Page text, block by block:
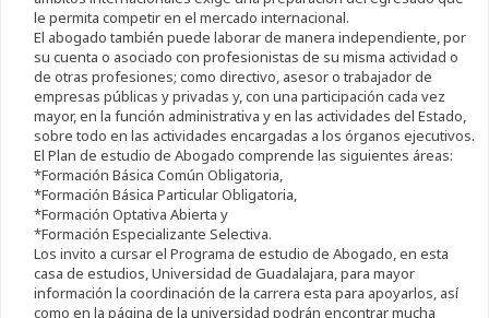
le permita competir en el mercado internacional.
El abogado también puede laborar de manera independiente, por
su cuenta o asociado con profesionistas de su misma actividad o
de otras profesiones; como directivo, asesor o trabajador de
empresas públicas y privadas y, con una participación cada vez
mayor, en la función administrativa y en las actividades del Estado,
sobre todo en las actividades encargadas a los órganos ejecutivos.
El Plan de estudio de Abogado comprende las siguientes áreas:
*Formación Básica Común Obligatoria,
*Formación Básica Particular Obligatoria,
*Formación Optativa Abierta y
*Formación Especializante Selectiva.
Los invito a cursar el Programa de estudio de Abogado, en esta
casa de estudios, Universidad de Guadalajara, para mayor
información la coordinación de la carrera esta para apoyarlos, así
como en la página de la universidad podrán encontrar mucha